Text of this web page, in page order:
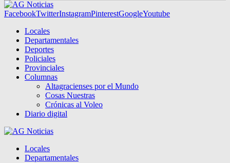
FacebookTwitterInstagramPinterestGoogleYoutube
Locales
Departamentales
Deportes
Policiales
Provinciales
Columnas
Altagracienses por el Mundo
Cosas Nuestras
Crónicas al Voleo
Diario digital
Locales
Departamentales